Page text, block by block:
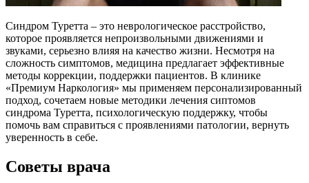
Синдром Туретта – это неврологическое расстройство,
которое проявляется непроизвольными движениями и
звуками, серьезно влияя на качество жизни. Несмотря на
сложность симптомов, медицина предлагает эффективные
методы коррекции, поддержки пациентов. В клинике
«Премиум Наркология» мы применяем персонализированный
подход, сочетаем новые методики лечения сиптомов
синдрома Туретта, психологическую поддержку, чтобы
помочь вам справиться с проявлениями патологии, вернуть
уверенность в себе.
Советы врача